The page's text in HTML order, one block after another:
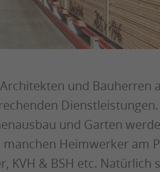
und Bauherren
und Garten
Heimwerker am
KVH & BSH etc. Natürlich